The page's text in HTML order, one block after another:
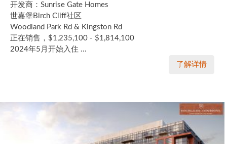
开发商：Sunrise Gate Homes
世嘉堡Birch Cliff社区
Woodland Park Rd & Kingston Rd
正在销售，$1,235,100 - $1,814,100
2024年5月开始入住 ...
了解详情